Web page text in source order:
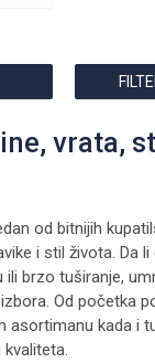
vrata,
od bitnijih
i stil života. Da
ili brzo tuširanje,
Od početka
asortimanu kada i